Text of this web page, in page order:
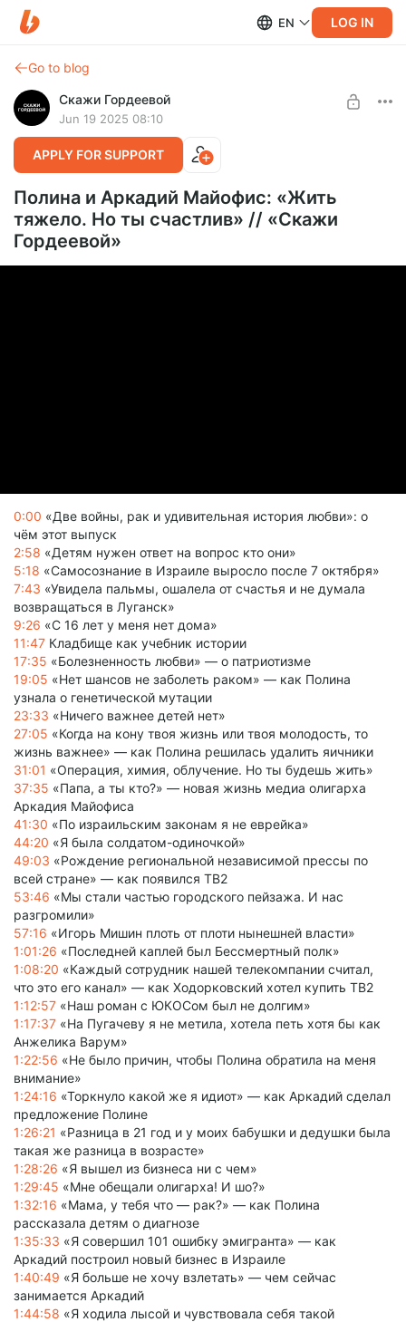
EN LOG IN
Go to blog
Скажи Гордеевой
Jun 19 2025 08:10
APPLY FOR SUPPORT
Полина и Аркадий Майофис: «Жить
тяжело. Но ты счастлив» // «Скажи
Гордеевой»
0:00 «Две войны, рак и удивительная история любви»: о
чём этот выпуск
2:58 «Детям нужен ответ на вопрос кто они»
5:18 «Самосознание в Израиле выросло после 7 октября»
7:43 «Увидела пальмы, ошалела от счастья и не думала
возвращаться в Луганск»
9:26 «С 16 лет у меня нет дома»
11:47 Кладбище как учебник истории
17:35 «Болезненность любви» — о патриотизме
19:05 «Нет шансов не заболеть раком» — как Полина
узнала о генетической мутации
23:33 «Ничего важнее детей нет»
27:05 «Когда на кону твоя жизнь или твоя молодость, то
жизнь важнее» — как Полина решилась удалить яичники
31:01 «Операция, химия, облучение. Но ты будешь жить»
37:35 «Папа, а ты кто?» — новая жизнь медиа олигарха
Аркадия Майофиса
41:30 «По израильским законам я не еврейка»
44:20 «Я была солдатом-одиночкой»
49:03 «Рождение региональной независимой прессы по
всей стране» — как появился ТВ2
53:46 «Мы стали частью городского пейзажа. И нас
разгромили»
57:16 «Игорь Мишин плоть от плоти нынешней власти»
1:01:26 «Последней каплей был Бессмертный полк»
1:08:20 «Каждый сотрудник нашей телекомпании считал,
что это его канал» — как Ходорковский хотел купить ТВ2
1:12:57 «Наш роман с ЮКОСом был не долгим»
1:17:37 «На Пугачеву я не метила, хотела петь хотя бы как
Анжелика Варум»
1:22:56 «Не было причин, чтобы Полина обратила на меня
внимание»
1:24:16 «Торкнуло какой же я идиот» — как Аркадий сделал
предложение Полине
1:26:21 «Разница в 21 год и у моих бабушки и дедушки была
такая же разница в возрасте»
1:28:26 «Я вышел из бизнеса ни с чем»
1:29:45 «Мне обещали олигарха! И шо?»
1:32:16 «Мама, у тебя что — рак?» — как Полина
рассказала детям о диагнозе
1:35:33 «Я совершил 101 ошибку эмигранта» — как
Аркадий построил новый бизнес в Израиле
1:40:49 «Я больше не хочу взлетать» — чем сейчас
занимается Аркадий
1:44:58 «Я ходила лысой и чувствовала себя такой